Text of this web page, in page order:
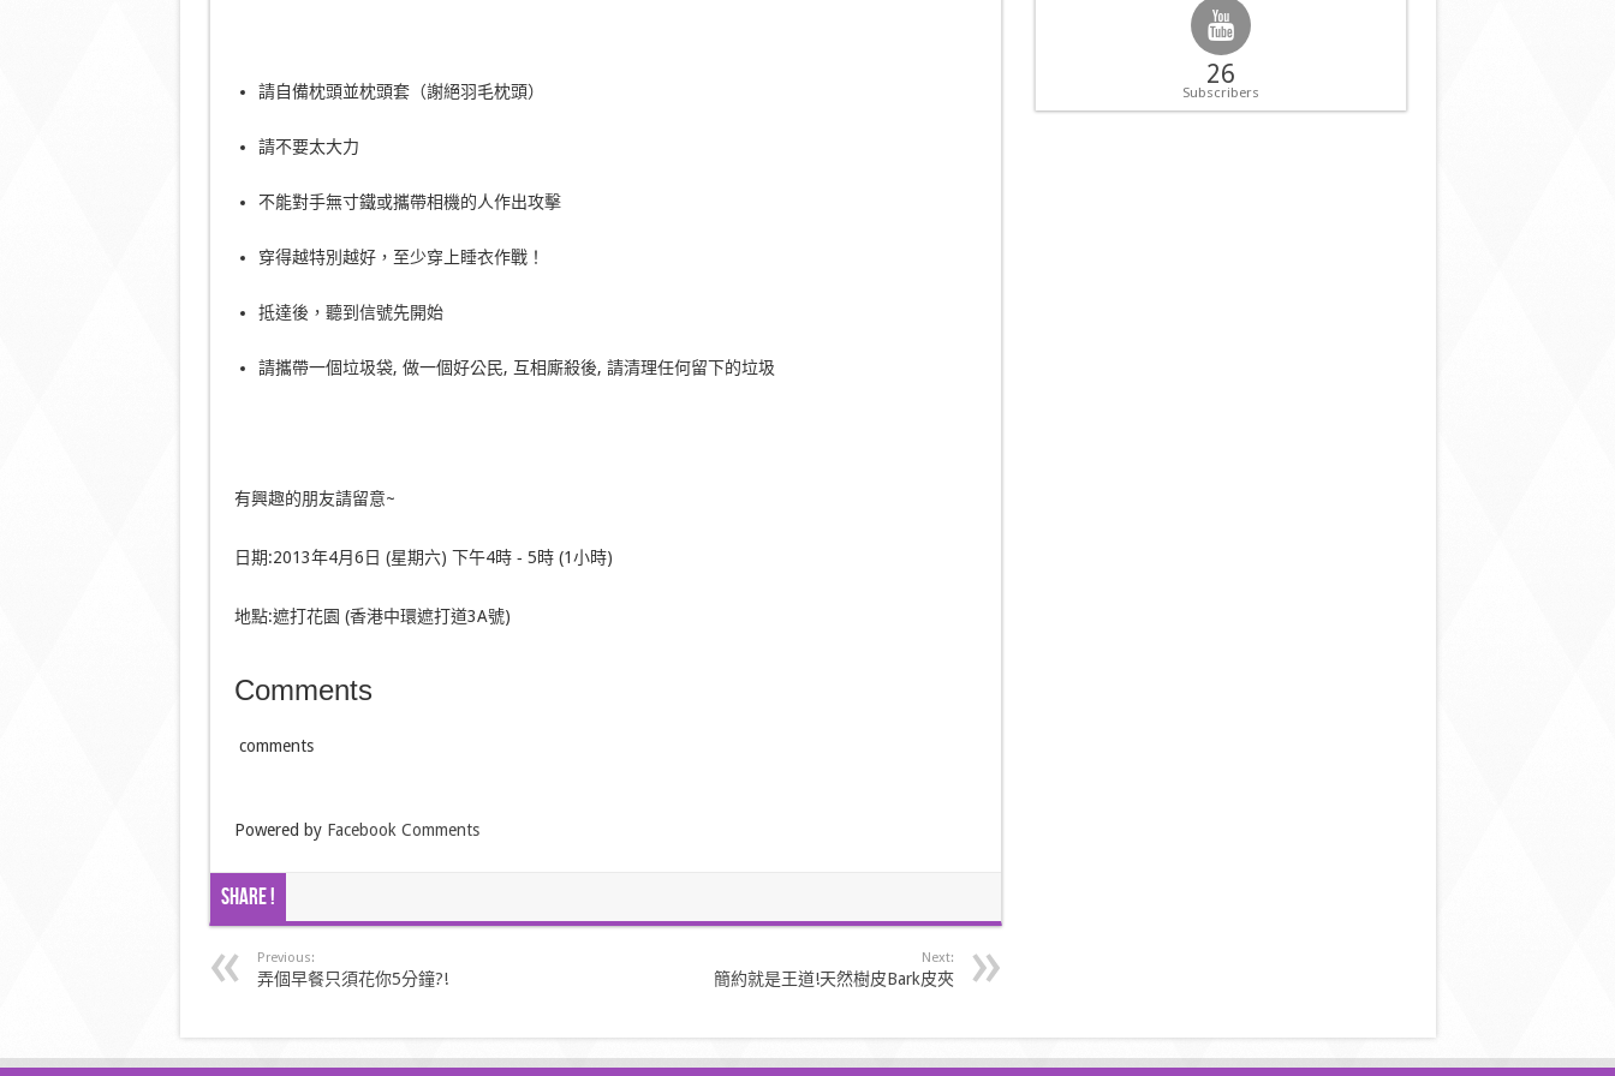
請自備枕頭並枕頭套（謝絕羽毛枕頭）
請不要太大力
不能對手無寸鐵或攜帶相機的人作出攻擊
穿得越特別越好，至少穿上睡衣作戰！
抵達後，聽到信號先開始
請攜帶一個垃圾袋, 做一個好公民, 互相廝殺後, 請清理任何留下的垃圾
有興趣的朋友請留意~
日期:2013年4月6日 (星期六) 下午4時 ‑ 5時 (1小時)
地點:遮打花園 (香港中環遮打道3A號)
Comments
comments
Powered by Facebook Comments
Share !
Previous:
弄個早餐只須花你5分鐘?!
Next:
簡約就是王道!天然樹皮Bark皮夾
26
Subscribers